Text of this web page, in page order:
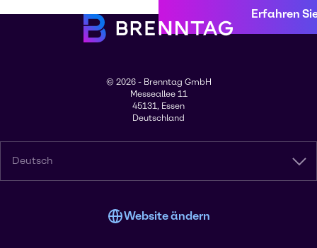
Erfahren
© 2026 - Brenntag GmbH
Messeallee 11
45131, Essen
Deutschland
Deutsch
Website ändern